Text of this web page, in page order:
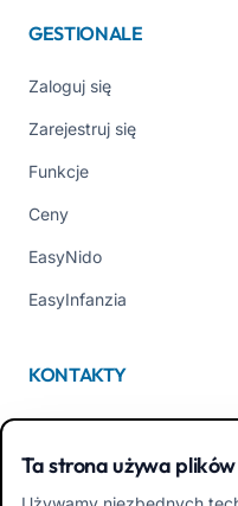
GESTIONALE
Zaloguj się
Zarejestruj się
Funkcje
Ceny
EasyNido
EasyInfanzia
KONTAKTY
Kim jesteśmy
Contattaci
Ta strona używa